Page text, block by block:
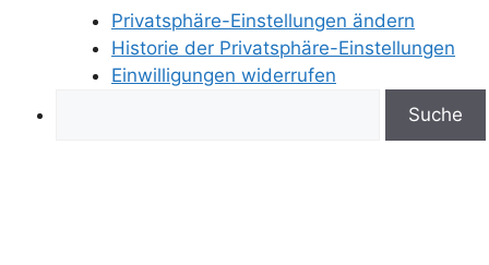
Privatsphäre-Einstellungen ändern
Historie der Privatsphäre-Einstellungen
Einwilligungen widerrufen